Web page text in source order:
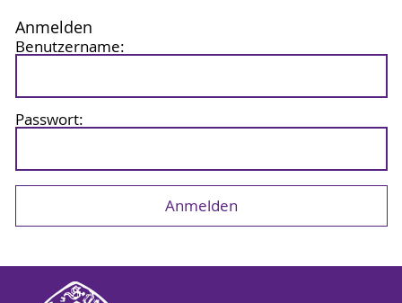
Anmelden
Benutzername:
Passwort: